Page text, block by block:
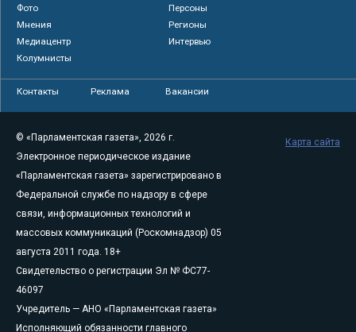
Фото
Персоны
Мнения
Регионы
Медиацентр
Интервью
Колумнисты
Контакты Реклама Вакансии
© «Парламентская газета», 2026 г.
Электронное периодическое издание
«Парламентская газета» зарегистрировано в
Федеральной службе по надзору в сфере
связи, информационных технологий и
массовых коммуникаций (Роскомнадзор) 05
августа 2011 года. 18+
Свидетельство о регистрации Эл № ФС77-
46097
Учредитель — АНО «Парламентская газета»
Исполняющий обязанности главного
Карта сайта